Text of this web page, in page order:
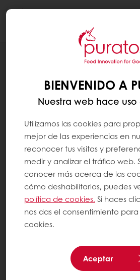
A LAS NUEVAS GENERACIONES
BIENVENIDO A
Nuestra web hace
Utilizamos las cookies para
mejor de las experiencias en
reconocer tus visitas y
medir y analizar el tráfico web.
conocer más acerca de las
cómo deshabilitarlas, puedes
política de cookies. Si haces
nos das el consentimiento
cookies.
Aceptar